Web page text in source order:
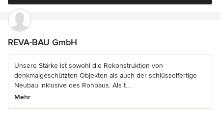
REVA-BAU GmbH
Unsere Stärke ist sowohl die Rekonstruktion von
denkmalgeschützten Objekten als auch der schlüsselfertige
Neubau inklusive des Rohbaus. Als t...
Mehr